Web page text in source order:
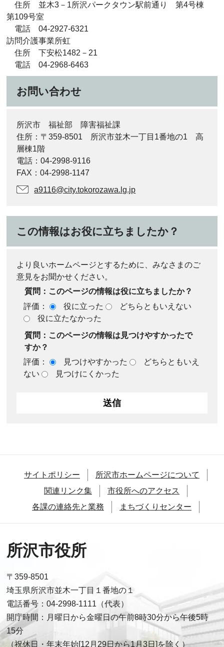
住所 並木3－1所沢パークタウン駅前通り 第4号棟
第109号室
電話 04-2927-6321
訪問介護事業所虹
住所 下安松1482－21
電話 04-2968-6463
お問い合わせ
所沢市 福祉部 障害福祉課
住所：〒359-8501 所沢市並木一丁目1番地の1 高
層棟1階
電話：04-2998-9116
FAX：04-2998-1147
a9116@city.tokorozawa.lg.jp
この情報はお役に立ちましたか？
より良いホームページとするために、みなさまのご
意見をお聞かせください。
質問：このページの情報は役に立ちましたか？
評価：
役に立った
どちらともいえない
役に立たなかった
質問：このページの情報は見つけやすかったで
すか？
評価：
見つけやすかった
どちらともいえ
ない
見つけにくかった
サイトポリシー
所沢市ホームページについて
関連リンク集
市役所へのアクセス
各課の連絡先と業務
まちづくりセンター
所沢市役所
〒359-8501
埼玉県所沢市並木一丁目１番地の１
電話番号：04-2998-1111（代表）
開庁時間：月曜日から金曜日の午前8時30分から午後5時
15分
（祝休日・年末年始[12月29日から1月3日]を除く）